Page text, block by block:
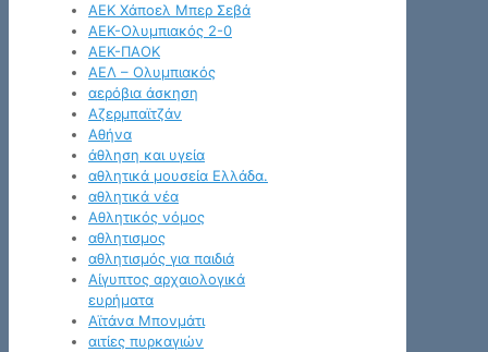
ΑΕΚ Χάποελ Μπερ Σεβά
ΑΕΚ-Ολυμπιακός 2-0
ΑΕΚ-ΠΑΟΚ
ΑΕΛ – Ολυμπιακός
αερόβια άσκηση
Αζερμπαϊτζάν
Αθήνα
άθληση και υγεία
αθλητικά μουσεία Ελλάδα.
αθλητικά νέα
Αθλητικός νόμος
αθλητισμος
αθλητισμός για παιδιά
Αίγυπτος αρχαιολογικά
ευρήματα
Αϊτάνα Μπονμάτι
αιτίες πυρκαγιών